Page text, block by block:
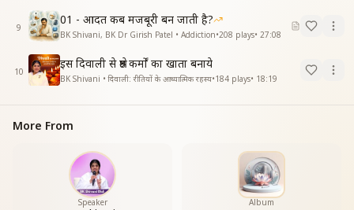
9
01 - आदत कब मजबूरी बन जाती है?
BK Shivani, BK Dr Girish Patel • Addiction•208 plays• 27:08
10
इस दिवाली से श्रेष्ठ कर्मों का खाता बनाये
BK Shivani • दिवाली: रीतियों के आध्यात्मिक रहस्य•184 plays• 18:19
More From
Speaker Album